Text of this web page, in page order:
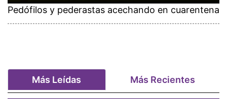
Pedófilos y pederastas acechando en cuarentena
Más Leídas Más Recientes